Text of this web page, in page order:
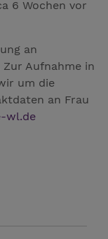
6 Wochen vor
an
Aufnahme in
um die
an Frau
wl.de